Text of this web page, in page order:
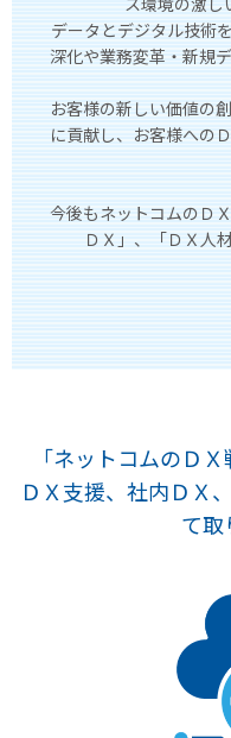
データとデジタル技術
深化や業務変革・新規
お客様の新しい価値の
に貢献し、お客様への
今後もネットコムのＤ
ＤＸ」、「ＤＸ人
「ネットコムのＤ
ＤＸ支援、社内ＤＸ
て取